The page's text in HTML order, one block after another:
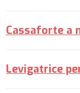
Cassaforte a
Levigatrice